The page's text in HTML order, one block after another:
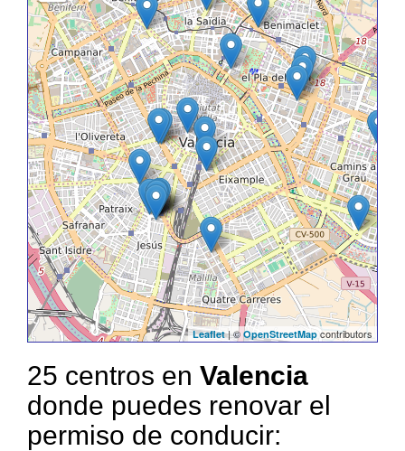
Leaflet| © OpenStreetMap contributors
25 centros en Valencia
donde puedes renovar el
permiso de conducir: